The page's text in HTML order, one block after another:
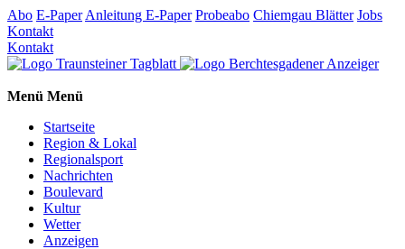
Abo E-Paper Anleitung E-Paper Probeabo Chiemgau Blätter Jobs
Kontakt
Kontakt
Menü Menü
Startseite
Region & Lokal
Regionalsport
Nachrichten
Boulevard
Kultur
Wetter
Anzeigen